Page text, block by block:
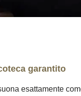
garantito
esattamente